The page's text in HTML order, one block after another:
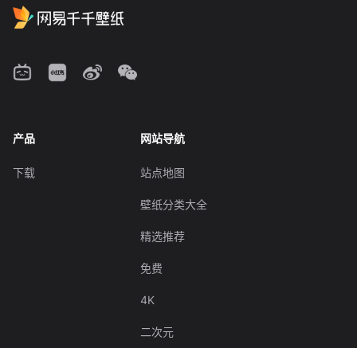
产品
下载
网站导航
站点地图
壁纸分类大全
精选推荐
免费
4K
二次元